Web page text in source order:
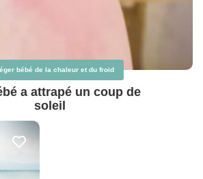
bébé de la chaleur et du froid
a attrapé un coup de
soleil